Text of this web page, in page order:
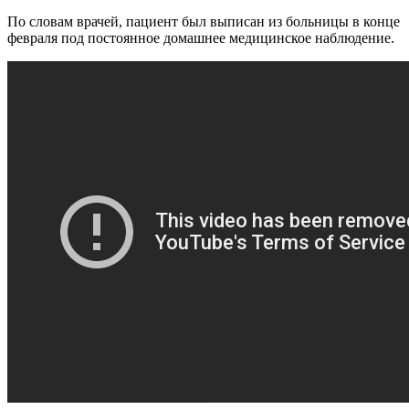
По словам врачей, пациент был выписан из больницы в конце
февраля под постоянное домашнее медицинское наблюдение.